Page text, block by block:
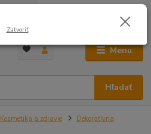
Menu
Hľadať
0,00 €
Kozmetika a zdravie
Dekoratívna
Zatvoriť